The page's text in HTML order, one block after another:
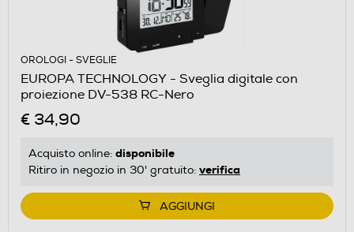
OROLOGI - SVEGLIE
EUROPA TECHNOLOGY - Sveglia digitale con
proiezione DV-538 RC-Nero
€ 34,90
Acquisto online: disponibile
Ritiro in negozio in 30' gratuito: verifica
AGGIUNGI